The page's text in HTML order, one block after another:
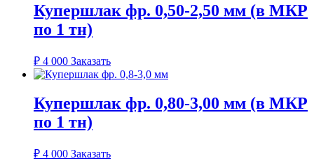
000.
Купершлак фр. 0,50-2,50 мм (в МКР
по 1 тн)
₽ 4 000 Заказать
Купершлак фр. 0,80-3,00 мм (в МКР
по 1 тн)
₽ 4 000 Заказать